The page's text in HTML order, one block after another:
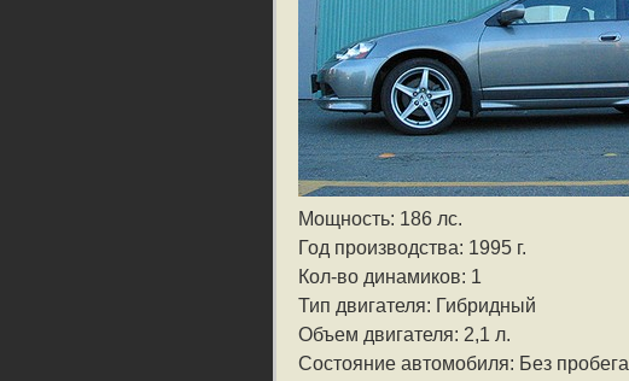
Мощность: 186 лс.
Год производства: 1995 г.
Кол-во динамиков: 1
Тип двигателя: Гибридный
Объем двигателя: 2,1 л.
Состояние автомобиля: Без пробега